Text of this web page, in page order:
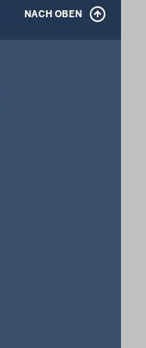
NACH OBEN